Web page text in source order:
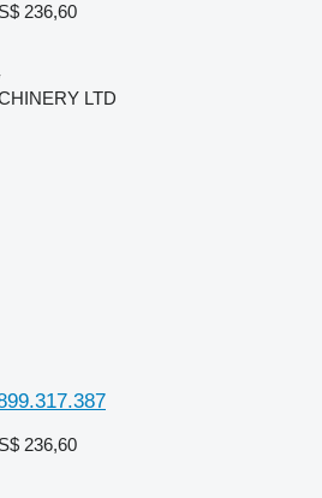
236,60
LTD
236,60